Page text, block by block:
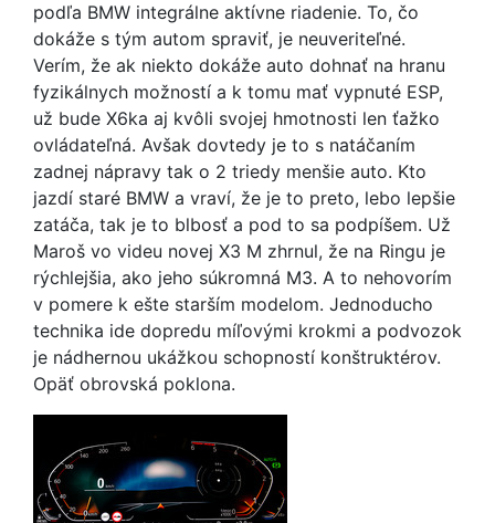
podľa BMW integrálne aktívne riadenie. To, čo
dokáže s tým autom spraviť, je neuveriteľné.
Verím, že ak niekto dokáže auto dohnať na hranu
fyzikálnych možností a k tomu mať vypnuté ESP,
už bude X6ka aj kvôli svojej hmotnosti len ťažko
ovládateľná. Avšak dovtedy je to s natáčaním
zadnej nápravy tak o 2 triedy menšie auto. Kto
jazdí staré BMW a vraví, že je to preto, lebo lepšie
zatáča, tak je to blbosť a pod to sa podpíšem. Už
Maroš vo videu novej X3 M zhrnul, že na Ringu je
rýchlejšia, ako jeho súkromná M3. A to nehovorím
v pomere k ešte starším modelom. Jednoducho
technika ide dopredu míľovými krokmi a podvozok
je nádhernou ukážkou schopností konštruktérov.
Opäť obrovská poklona.